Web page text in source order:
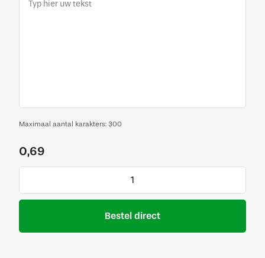
Maximaal aantal karakters: 300
0,69
Bestel direct